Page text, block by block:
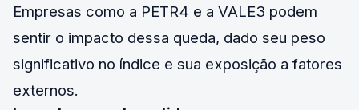
Empresas como a PETR4 e a VALE3 podem
sentir o impacto dessa queda, dado seu peso
significativo no índice e sua exposição a fatores
externos.